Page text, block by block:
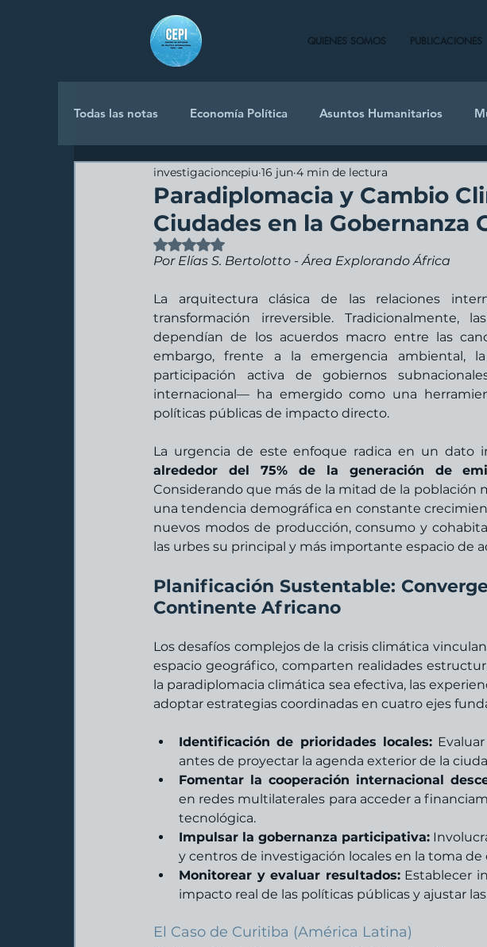
QUIENES SOMOS PUBLICACIONES
Todas las notas Economía Política Asuntos Humanitarios
Política Internacional
Paradiplomacia y Cambio
Ciudades en la Gobernanza
investigacioncepiu 16 jun 4 min de lectura
Obtuvo NaN de 5 estrellas.
Por Elías S. Bertolotto - Área Explorando África
La arquitectura clásica de las relaciones
transformación irreversible. Tradicionalmente,
dependían de los acuerdos macro entre las
embargo, frente a la emergencia ambiental, la
participación activa de gobiernos
internacional— ha emergido como una
políticas públicas de impacto directo.
La urgencia de este enfoque radica en un dato
alrededor del 75% de la generación de
Considerando que más de la mitad de la
una tendencia demográfica en constante
nuevos modos de producción, consumo y
las urbes su principal y más importante espacio de
Planificación Sustentable:
Continente Africano
Los desafíos complejos de la crisis climática
espacio geográfico, comparten realidades
la paradiplomacia climática sea efectiva, las
adoptar estrategias coordinadas en cuatro ejes
Identificación de prioridades locales: Evaluar
antes de proyectar la agenda exterior de la
Fomentar la cooperación internacional
en redes multilaterales para acceder a
tecnológica.
Impulsar la gobernanza participativa:
y centros de investigación locales en la toma
Monitorear y evaluar resultados: Establecer
impacto real de las políticas públicas y ajustar
El Caso de Curitiba (América Latina)